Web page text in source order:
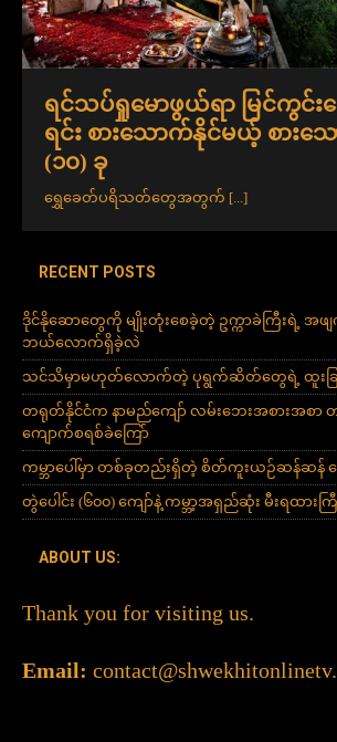
ရင်သပ်ရှုမောဖွယ်ရာ မြင်ကွင်း
ရင်း စားသောက်နိုင်မယ့် စား
(၁၀) ခု
ရွှေခေတ်ပရိသတ်တွေအတွက် [...]
RECENT POSTS
ဒိုင်နိုဆောတွေကို မျိုးတုံးစေခဲ့တဲ့ ဥက္ကာခဲကြီးရဲ့ အဖျ
ဘယ်လောက်ရှိခဲ့လဲ
သင်သိမှာမဟုတ်လောက်တဲ့ ပုရွက်ဆိတ်တွေရဲ့ ထူးခြား
တရုတ်နိုင်ငံက နာမည်ကျော် လမ်းဘေးအစားအစာ
ကျောက်စရစ်ခဲကြော်
ကမ္ဘာပေါ်မှာ တစ်ခုတည်းရှိတဲ့ စိတ်ကူးယဉ်ဆန်ဆန် ရ
တွဲပေါင်း (၆၀၀) ကျော်နဲ့ ကမ္ဘာ့အရှည်ဆုံး မီးရထားကြီ
ABOUT US:
Thank you for visiting us.
Email: